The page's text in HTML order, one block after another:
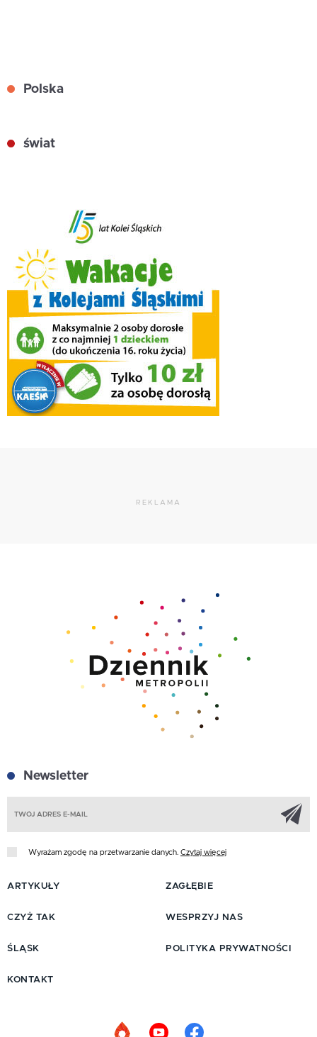
Polska
świat
REKLAMA
Newsletter
Wyrażam zgodę na przetwarzanie danych. Czytaj więcej
ARTYKUŁY
CZYŻ TAK
ŚLĄSK
ZAGŁĘBIE
WESPRZYJ NAS
POLITYKA PRYWATNOŚCI
KONTAKT